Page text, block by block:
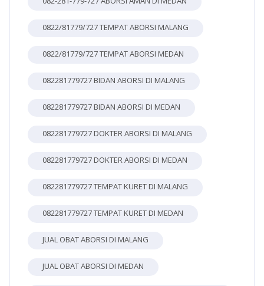
0822/81779/727 TEMPAT ABORSI MALANG
0822/81779/727 TEMPAT ABORSI MEDAN
082281779727 BIDAN ABORSI DI MALANG
082281779727 BIDAN ABORSI DI MEDAN
082281779727 DOKTER ABORSI DI MALANG
082281779727 DOKTER ABORSI DI MEDAN
082281779727 TEMPAT KURET DI MALANG
082281779727 TEMPAT KURET DI MEDAN
JUAL OBAT ABORSI DI MALANG
JUAL OBAT ABORSI DI MEDAN